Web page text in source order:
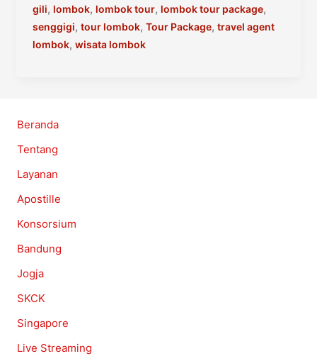
3D2N
–
Tour
Malam
Murah
gili, lombok, lombok tour, lombok tour package,
senggigi, tour lombok, Tour Package, travel agent
lombok, wisata lombok
Beranda
Tentang
Layanan
Apostille
Konsorsium
Bandung
Jogja
SKCK
Singapore
Live Streaming